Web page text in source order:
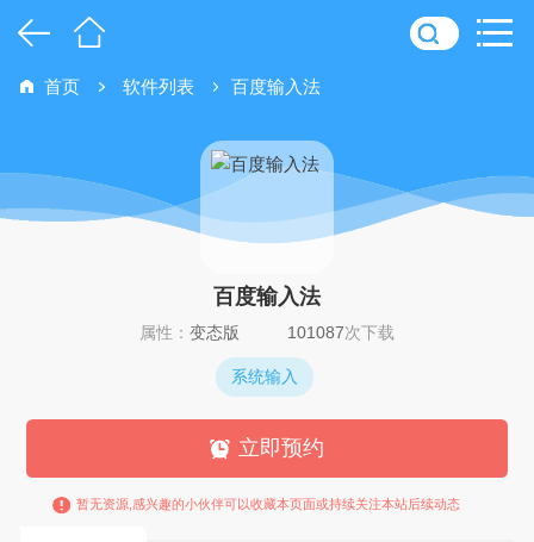
首页 软件列表 百度输入法
百度输入法
属性： 变态版 101087次下载
系统输入
立即预约
暂无资源,感兴趣的小伙伴可以收藏本页面或持续关注本站后续动态